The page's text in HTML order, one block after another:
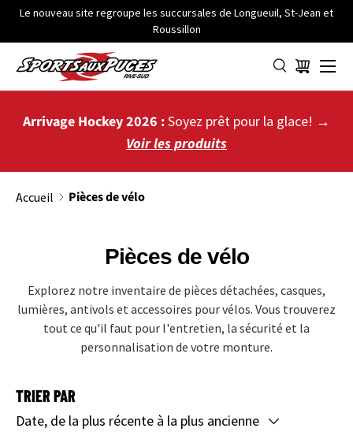
ALLER AU CONTENU
Le nouveau site regroupe les succursales de Longueuil, St-Jean et
Roussillon
Panier
Menu
Arrivage Hockey 2026 :Soyez prêt pour la glace! →
Voir les produits
Accueil Pièces de vélo
Pièces de vélo
Explorez notre inventaire de pièces détachées, casques,
lumières, antivols et accessoires pour vélos. Vous trouverez
tout ce qu'il faut pour l'entretien, la sécurité et la
personnalisation de votre monture.
TRIER PAR
Date, de la plus récente à la plus ancienne